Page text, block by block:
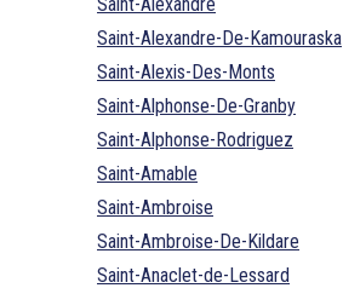
Saint-Alexandre-De-Kamouraska
Saint-Alexis-Des-Monts
Saint-Alphonse-De-Granby
Saint-Alphonse-Rodriguez
Saint-Amable
Saint-Ambroise
Saint-Ambroise-De-Kildare
Saint-Anaclet-de-Lessard